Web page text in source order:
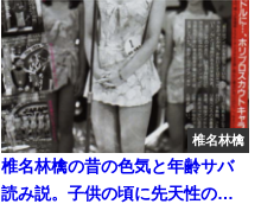
椎名林檎
椎名林檎の昔の色気と年齢サバ
読み説。子供の頃に先天性の病